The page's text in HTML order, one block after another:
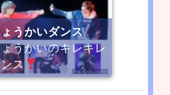
うかいダンス
ょうかいのキレキレ
ス